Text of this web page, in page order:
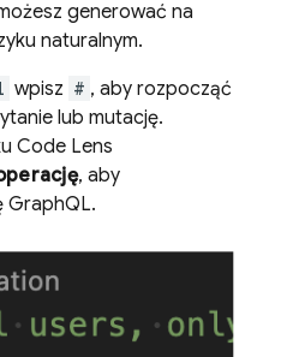
generować na
naturalnym.
wpisz # , aby rozpocząć
lub mutację.
Code Lens
, aby
GraphQL.